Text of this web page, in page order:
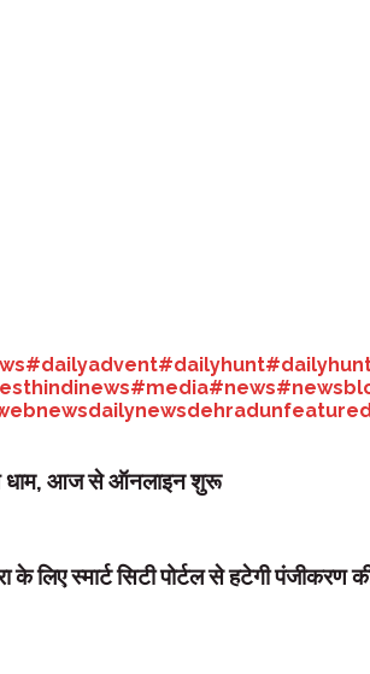
#dailyadvent#dailyhunt
#media#news
dailynewsdehradunfeatured
धाम, आज से ऑनलाइन शुरू
स्मार्ट सिटी पोर्टल से हटेगी पंजीकरण की